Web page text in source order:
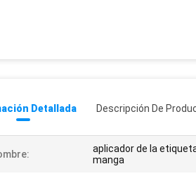
Detallada Descripción De
aplicador de la
manga